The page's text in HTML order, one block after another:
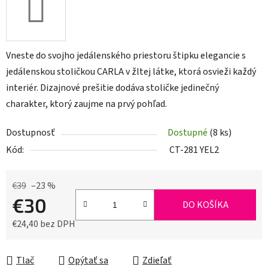
Vneste do svojho jedálenského priestoru štipku elegancie s
jedálenskou stoličkou CARLA v žltej látke, ktorá osvieži každý
interiér. Dizajnové prešitie dodáva stoličke jedinečný
charakter, ktorý zaujme na prvý pohľad.
Dostupnosť Dostupné (8 ks)
Kód:
CT-281 YEL2
€39 –23 %
€30
€24,40 bez DPH
DO KOŠÍKA
Tlač Opýtať sa Zdieľať